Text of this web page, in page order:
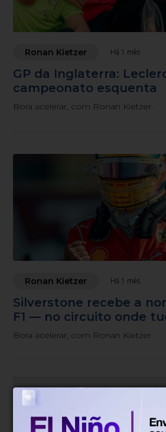
Ronan Kietzer Há 1 mês
GP da Inglaterra:
campeonato esquenta
Bora acelerar, com Ronan Kietzer.
Ronan Kietzer Há 1 mês
Silverstone recebe a
F1 — no circuito onde
Bora acelerar, com Ronan Kietzer.